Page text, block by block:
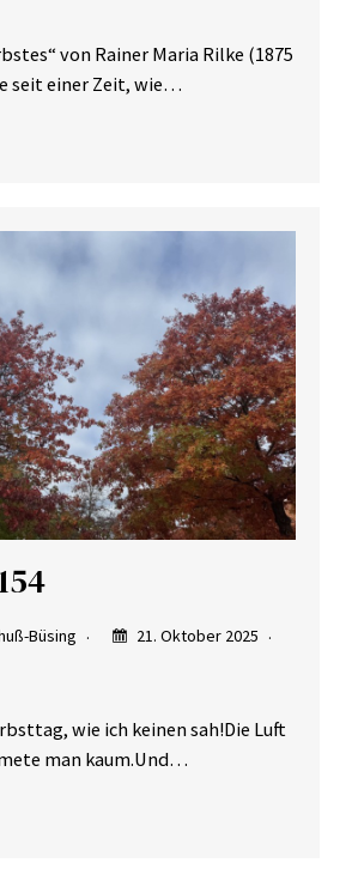
von Rainer Maria Rilke (1875
seit einer Zeit, wie…
Büsing
21. Oktober 2025
wie ich keinen sah!Die Luft
man kaum.Und…